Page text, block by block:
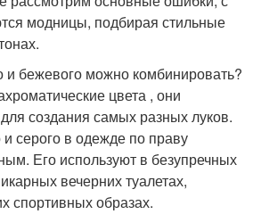
модницы, подбирая стильные
и бежевого можно комбинировать?
цвета , они
создания самых разных луков.
серого в одежде по праву
Его используют в безупречных
вечерних туалетах,
спортивных образах.